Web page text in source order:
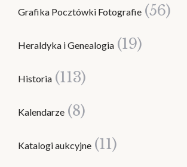
Grafika Pocztówki Fotografie (56)
Heraldyka i Genealogia (19)
Historia (113)
Kalendarze (8)
Katalogi aukcyjne (11)